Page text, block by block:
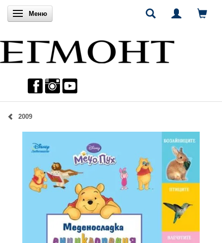
Включи навигацията
Меню
2009